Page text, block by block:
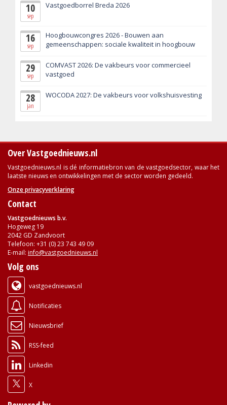
10
sep
Vastgoedborrel Breda 2026
16
sep
Hoogbouwcongres 2026 - Bouwen aan
gemeenschappen: sociale kwaliteit in hoogbouw
29
sep
COMVAST 2026: De vakbeurs voor commercieel
vastgoed
28
jan
WOCODA 2027: De vakbeurs voor volkshuisvesting
Over Vastgoednieuws.nl
Vastgoednieuws.nl is dé informatiebron van de vastgoedsector, waar het
laatste nieuws en ontwikkelingen met de sector worden gedeeld.
Onze privacyverklaring
Contact
Vastgoednieuws b.v.
Hogeweg 19
2042 GD Zandvoort
Telefoon: +31 (0) 23 743 49 09
E-mail: info@vastgoednieuws.nl
Volg ons
vastgoednieuws.nl
Notificaties
Nieuwsbrief
RSS-feed
Linkedin
X